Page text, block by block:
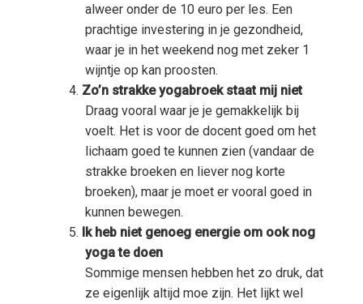
alweer onder de 10 euro per les. Een
prachtige investering in je gezondheid,
waar je in het weekend nog met zeker 1
wijntje op kan proosten.
Zo’n strakke yogabroek staat mij niet
Draag vooral waar je je gemakkelijk bij
voelt. Het is voor de docent goed om het
lichaam goed te kunnen zien (vandaar de
strakke broeken en liever nog korte
broeken), maar je moet er vooral goed in
kunnen bewegen.
Ik heb niet genoeg energie om ook nog
yoga te doen
Sommige mensen hebben het zo druk, dat
ze eigenlijk altijd moe zijn. Het lijkt wel